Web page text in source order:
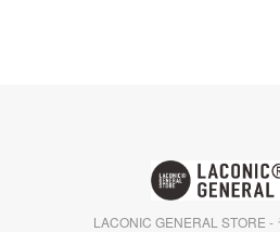
LACONIC GENERAL STORE -